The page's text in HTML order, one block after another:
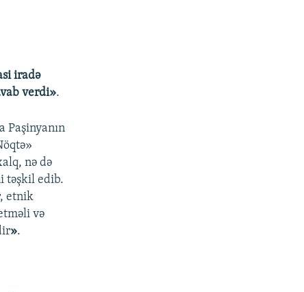
iradə
verdi».
Paşinyanın
nə də
təşkil edib.
etnik
və
».